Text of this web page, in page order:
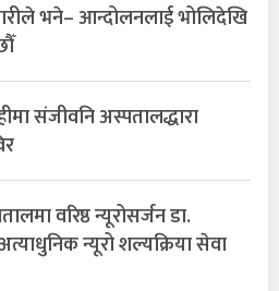
भने– आन्दोलनलाई भोलिदेखि
संजीवनि अस्पतालद्धारा
वरिष्ठ न्यूरोसर्जन डा.
न्यूरो शल्यक्रिया सेवा